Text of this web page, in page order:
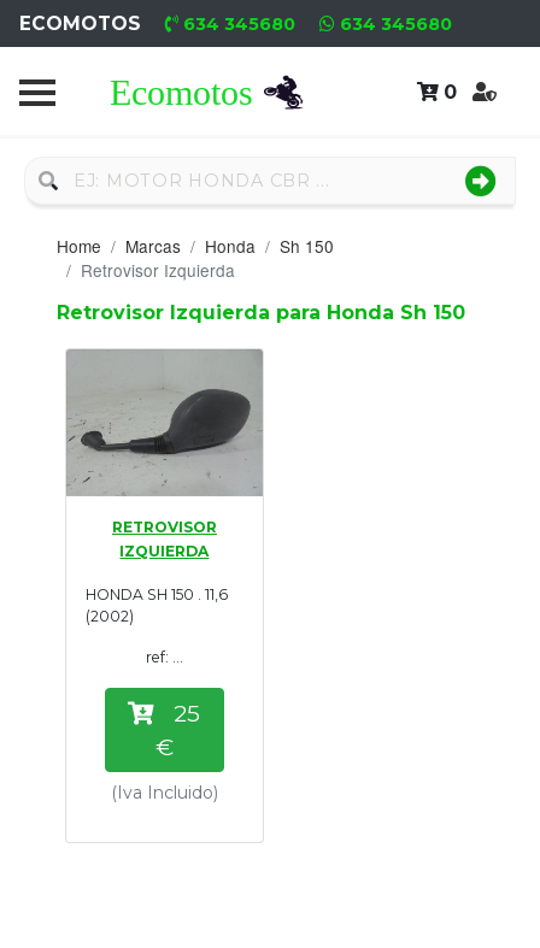
ECOMOTOS 634 345680 634 345680
0
Home
Nuevo
Neumáticos
Campa
Nuevos
Motores
Usados
Formulario
Empresa
Contacto
Home Marcas Honda
Sh 150
Retrovisor Izquierda
Retrovisor Izquierda para Honda Sh 150
RETROVISOR
IZQUIERDA
HONDA SH 150 . 11,6
(2002)
ref: ...
25
€
(Iva Incluido)